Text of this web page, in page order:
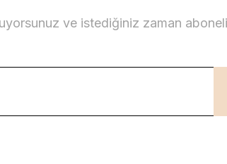
ve istediğiniz zaman